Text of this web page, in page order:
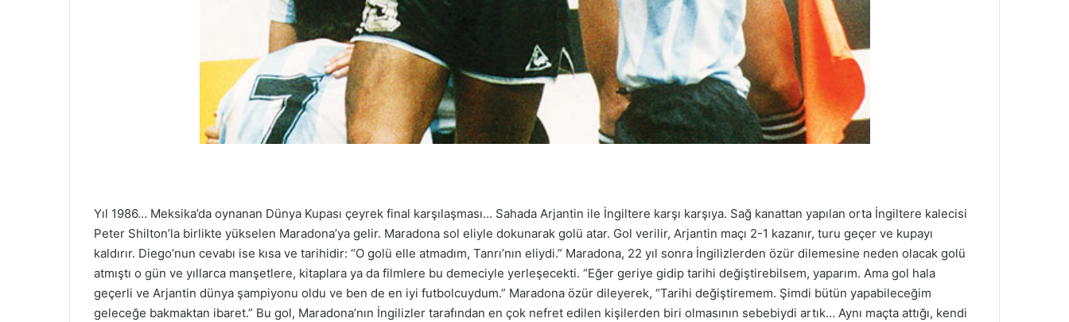
Yıl 1986… Meksika’da oynanan Dünya Kupası çeyrek final karşılaşması… Sahada Arjantin ile İngiltere karşı karşıya. Sağ kanattan yapılan orta İngiltere kalecisi
Peter Shilton’la birlikte yükselen Maradona’ya gelir. Maradona sol eliyle dokunarak golü atar. Gol verilir, Arjantin maçı 2-1 kazanır, turu geçer ve kupayı
kaldırır. Diego’nun cevabı ise kısa ve tarihidir: “O golü elle atmadım, Tanrı’nın eliydi.” Maradona, 22 yıl sonra İngilizlerden özür dilemesine neden olacak golü
atmıştı o gün ve yıllarca manşetlere, kitaplara ya da filmlere bu demeciyle yerleşecekti. “Eğer geriye gidip tarihi değiştirebilsem, yaparım. Ama gol hala
geçerli ve Arjantin dünya şampiyonu oldu ve ben de en iyi futbolcuydum.” Maradona özür dileyerek, “Tarihi değiştiremem. Şimdi bütün yapabileceğim
geleceğe bakmaktan ibaret.” Bu gol, Maradona’nın İngilizler tarafından en çok nefret edilen kişilerden biri olmasının sebebiydi artık… Aynı maçta attığı, kendi